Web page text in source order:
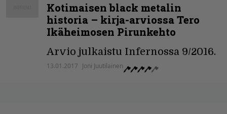
Kotimaisen black metalin
historia – kirja-arviossa Tero
Ikäheimosen Pirunkehto
Arvio julkaistu Infernossa 9/2016.
13.01.2017 Joni Juutilainen